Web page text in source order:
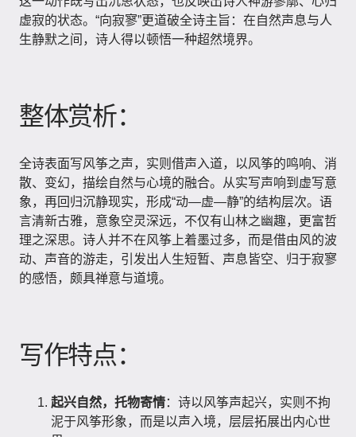
虚寂的状态。“向寂寥”更道破全诗主旨：在自然声息与人
生静默之间，诗人得以顿悟一种超然境界。
整体赏析：
全诗表面写风筝之声，实则借声入道，以风筝的鸣响、消
散、变幻，描绘自然与心境的融合。从实写声响到虚写意
象，再回归沉静现实，形成“动—虚—静”的结构层次。语
言清新古雅，意象空灵深远，不仅有山林之幽趣，更富哲
理之深思。诗人并不在风筝上着墨过多，而是借由风的波
动、声音的游走，引发出人生短暂、声息皆空、归于寂寥
的感悟，颇具禅意与道境。
写作特点：
起兴自然，托物寄情：诗以风筝声起兴，实则不拘
泥于风筝形象，而是以声入境，层层拓展出内心世